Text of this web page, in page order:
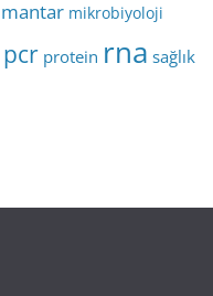
mantar mikrobiyoloji
pcr protein rna sağlık